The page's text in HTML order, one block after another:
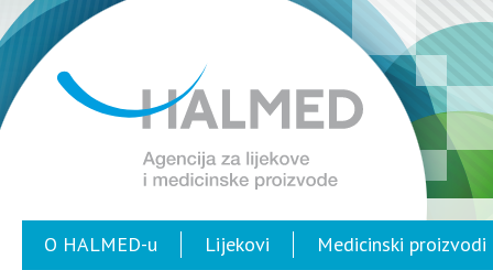
O HALMED-u Lijekovi Medicinski proizvodi